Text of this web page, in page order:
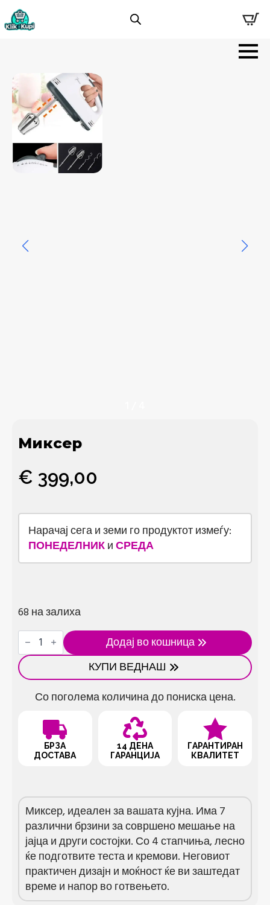
Миксер
€ 399,00
Нарачај сега и земи го продуктот измеѓу:
ПОНЕДЕЛНИК и СРЕДА
68 на залиха
Миксер
количина
Додај во кошница
КУПИ ВЕДНАШ
Со поголема количина до пониска цена.
БРЗА
ДОСТАВА
14 ДЕНА
ГАРАНЦИЈА
ГАРАНТИРАН
КВАЛИТЕТ
Миксер, идеален за вашата кујна. Има 7
различни брзини за совршено мешање на
јајца и други состојки. Со 4 стапчиња, лесно
ќе подготвите теста и кремови. Неговиот
практичен дизајн и моќност ќе ви заштедат
време и напор во готвењето.